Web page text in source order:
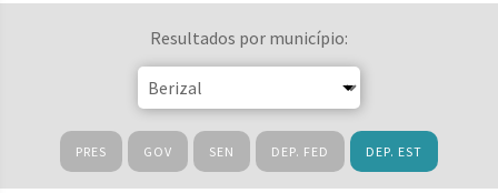
Resultados por município:
PRES GOV SEN DEP. FED DEP. EST